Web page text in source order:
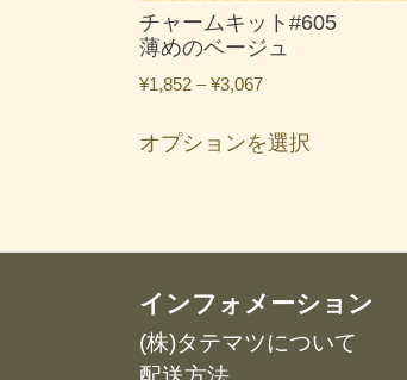
チャームキット#605
薄めのベージュ
¥1,852 –¥3,067価
帯:
オプションを選択
数
の
インフォメーション
(株)タテマツについて